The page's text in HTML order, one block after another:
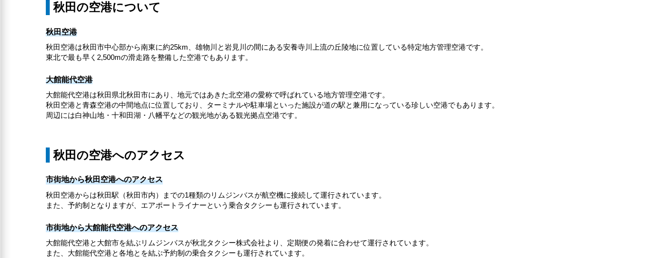
秋田の空港について
秋田空港
秋田空港は秋田市中心部から南東に約25km、雄物川と岩見川の間にある安養寺川上流の丘陵地に位置している特定地方管理空港です。
東北で最も早く2,500mの滑走路を整備した空港でもあります。
大館能代空港
大館能代空港は秋田県北秋田市にあり、地元ではあきた北空港の愛称で呼ばれている地方管理空港です。
秋田空港と青森空港の中間地点に位置しており、ターミナルや駐車場といった施設が道の駅と兼用になっている珍しい空港でもあります。
周辺には白神山地・十和田湖・八幡平などの観光地がある観光拠点空港です。
秋田の空港へのアクセス
市街地から秋田空港へのアクセス
秋田空港からは秋田駅（秋田市内）までの1種類のリムジンバスが航空機に接続して運行されています。
また、予約制となりますが、エアポートライナーという乗合タクシーも運行されています。
市街地から大館能代空港へのアクセス
大館能代空港と大館市を結ぶリムジンバスが秋北タクシー株式会社より、定期便の発着に合わせて運行されています。
また、大館能代空港と各地とを結ぶ予約制の乗合タクシーも運行されています。